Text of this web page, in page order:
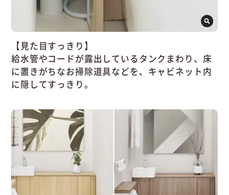
【見た目すっきり】
給水管やコードが露出しているタンクまわり、床
に置きがちなお掃除道具などを、キャビネット内
に隠してすっきり。